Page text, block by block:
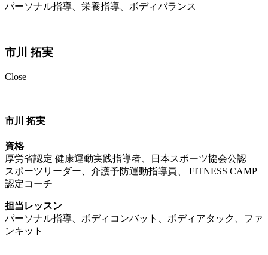
パーソナル指導、栄養指導、ボディバランス
市川 拓実
Close
市川 拓実
資格
厚労省認定 健康運動実践指導者、日本スポーツ協会公認
スポーツリーダー、介護予防運動指導員、 FITNESS CAMP
認定コーチ
担当レッスン
パーソナル指導、ボディコンバット、ボディアタック、ファ
ンキット